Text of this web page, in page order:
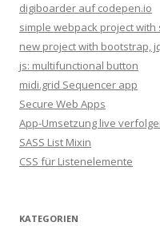
digiboarder auf codepen.io
simple webpack project with
new project with bootstrap,
js: multifunctional button
midi.grid Sequencer app
Secure Web Apps
App-Umsetzung live
SASS List Mixin
CSS für Listenelemente
KATEGORIEN